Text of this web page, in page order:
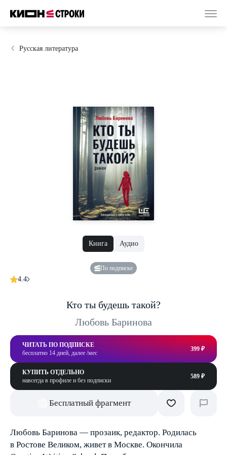
Русская литература
Книга Аудио
По подписке
4.4
Кто ты будешь такой?
Любовь Баринова
ЧИТАТЬ ПО ПОДПИСКЕ
бесплатно 14 дней, далее /мес
399 ₽
КУПИТЬ ОТДЕЛЬНО
навсегда в профиле и без подписки
589 ₽
Бесплатный фрагмент
Любовь Баринова — прозаик, редактор. Родилась
в Ростове Великом, живет в Москве. Окончила